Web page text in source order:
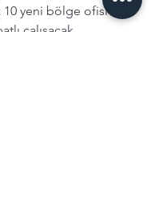
10 yeni bölge ofisi ve
çalışacak